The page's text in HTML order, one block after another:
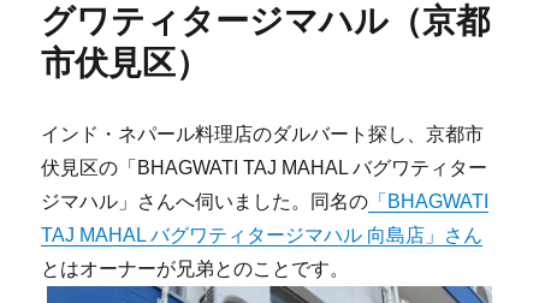
グワティタージマハル（京都
市伏見区）
インド・ネパール料理店のダルバート探し、京都市
伏見区の「BHAGWATI TAJ MAHAL バグワティター
ジマハル」さんへ伺いました。同名の 「BHAGWATI
TAJ MAHAL バグワティタージマハル 向島店」さん
とはオーナーが兄弟とのことです。